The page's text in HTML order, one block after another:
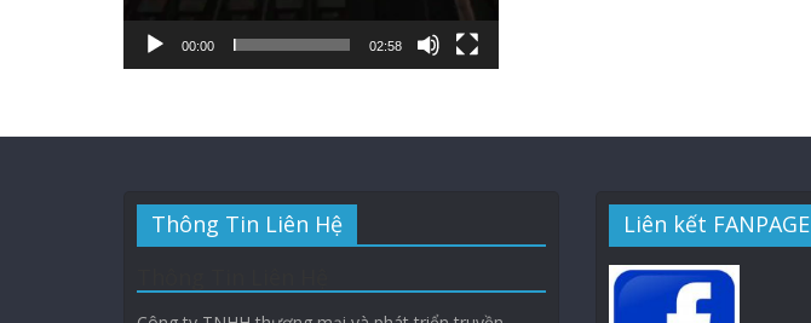
00:00 02:58
Thông Tin Liên Hệ
Liên kết FANPAGE